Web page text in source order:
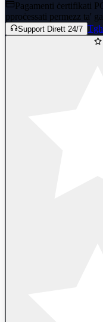
Pagamenti ċertifikati
pproċessati permezz ta'
Support Dirett 24/7